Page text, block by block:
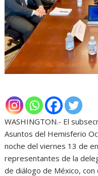
WASHINGTON.- El
Asuntos del Hemisferio
noche del viernes 13 de
representantes de la
de diálogo de México,